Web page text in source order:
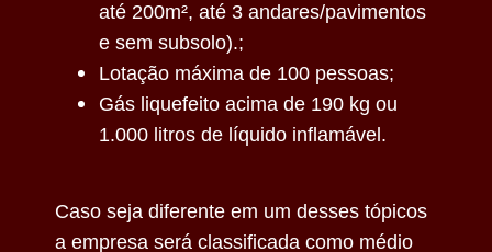
até 200m², até 3 andares/pavimentos
e sem subsolo).;
Lotação máxima de 100 pessoas;
Gás liquefeito acima de 190 kg ou
1.000 litros de líquido inflamável.
Caso seja diferente em um desses tópicos
a empresa será classificada como médio